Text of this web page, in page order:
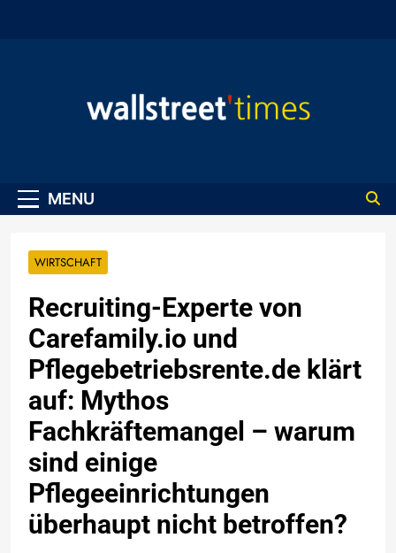
MENU
WIRTSCHAFT
Recruiting-Experte von
Carefamily.io und
Pflegebetriebsrente.de klärt
auf: Mythos
Fachkräftemangel – warum
sind einige
Pflegeeinrichtungen
überhaupt nicht betroffen?